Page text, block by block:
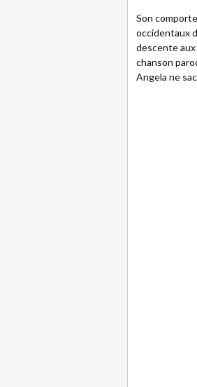
Son
occidentaux
descente aux
chanson
Angela ne